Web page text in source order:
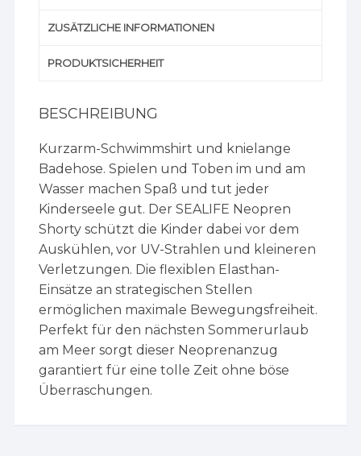
ZUSÄTZLICHE INFORMATIONEN
PRODUKTSICHERHEIT
BESCHREIBUNG
Kurzarm-Schwimmshirt und knielange
Badehose. Spielen und Toben im und am
Wasser machen Spaß und tut jeder
Kinderseele gut. Der SEALIFE Neopren
Shorty schützt die Kinder dabei vor dem
Auskühlen, vor UV-Strahlen und kleineren
Verletzungen. Die flexiblen Elasthan-
Einsätze an strategischen Stellen
ermöglichen maximale Bewegungsfreiheit.
Perfekt für den nächsten Sommerurlaub
am Meer sorgt dieser Neoprenanzug
garantiert für eine tolle Zeit ohne böse
Überraschungen.